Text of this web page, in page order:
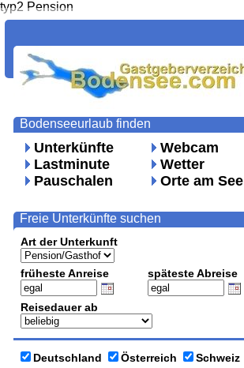
typ2 Pension
Unterkünfte
Lastminute
Pauschalen
Webcam
Wetter
Orte am See
Bodenseeurlaub finden
Art der Unterkunft
früheste Anreise späteste Abreise
Reisedauer ab
Deutschland Österreich Schweiz
Freie Unterkünfte suchen